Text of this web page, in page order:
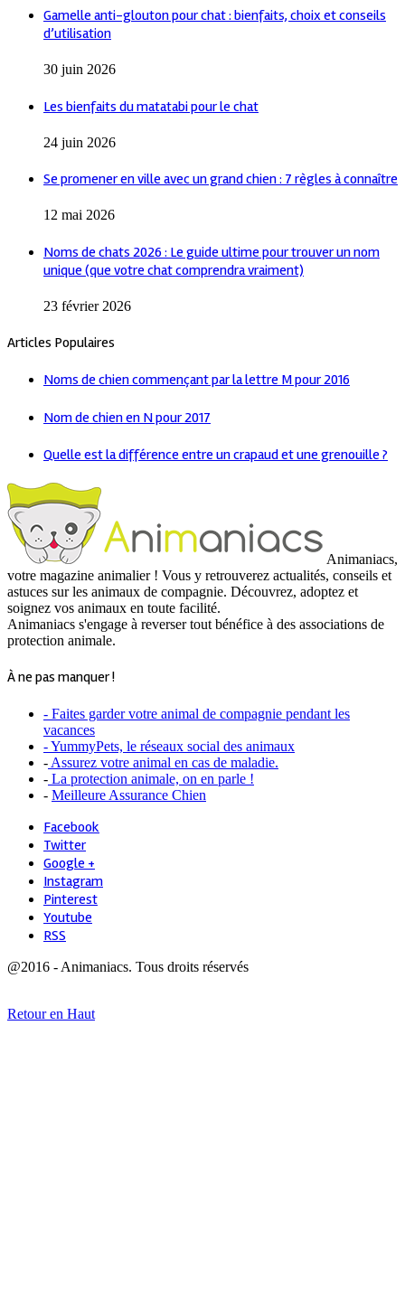
Gamelle anti-glouton pour chat : bienfaits, choix et conseils
d’utilisation
30 juin 2026
Les bienfaits du matatabi pour le chat
24 juin 2026
Se promener en ville avec un grand chien : 7 règles à connaître
12 mai 2026
Noms de chats 2026 : Le guide ultime pour trouver un nom
unique (que votre chat comprendra vraiment)
23 février 2026
Articles Populaires
Noms de chien commençant par la lettre M pour 2016
Nom de chien en N pour 2017
Quelle est la différence entre un crapaud et une grenouille ?
Animaniacs,
votre magazine animalier ! Vous y retrouverez actualités, conseils et
astuces sur les animaux de compagnie. Découvrez, adoptez et
soignez vos animaux en toute facilité.
Animaniacs s'engage à reverser tout bénéfice à des associations de
protection animale.
À ne pas manquer !
- Faites garder votre animal de compagnie pendant les
vacances
- YummyPets, le réseaux social des animaux
- Assurez votre animal en cas de maladie.
- La protection animale, on en parle !
- Meilleure Assurance Chien
Facebook
Twitter
Google +
Instagram
Pinterest
Youtube
RSS
@2016 - Animaniacs. Tous droits réservés
Retour en Haut